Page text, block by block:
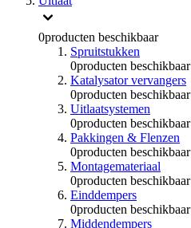
0producten beschikbaar
Spruitstukken
0producten beschikbaar
Katalysator vervangers
0producten beschikbaar
Uitlaatsystemen
0producten beschikbaar
Pakkingen & Flenzen
0producten beschikbaar
Montagemateriaal
0producten beschikbaar
Einddempers
0producten beschikbaar
Middendempers